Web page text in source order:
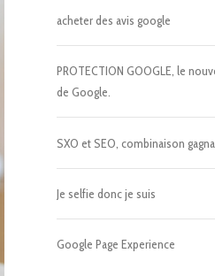
acheter des avis google
PROTECTION GOOGLE, le
de Google.
SXO et SEO, combinaison
Je selfie donc je suis
Google Page Experience